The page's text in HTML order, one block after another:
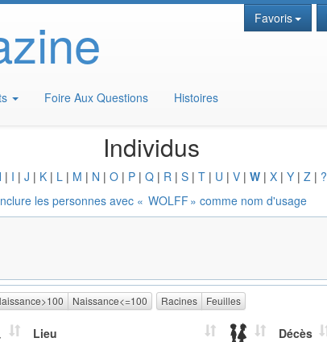
Favoris
Foire Aux Questions Histoires
Individus
| I | J | K | L | M | N | O | P | Q | R | S | T | U | V | W | X | Y | Z | ?
les personnes avec « WOLFF » comme nom d'usage
Naissance<=100 Racines Feuilles
Lieu Décès